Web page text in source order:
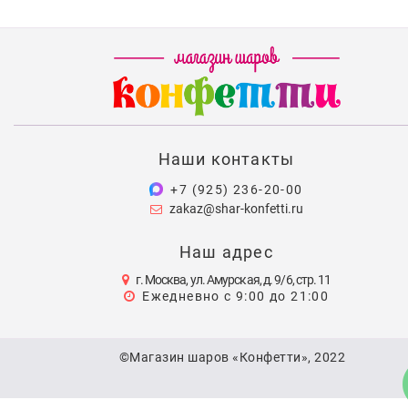
Наши контакты
+7 (925) 236-20-00
zakaz@shar-konfetti.ru
Наш адрес
г. Москва, ул. Амурская, д. 9/6, стр. 11
Ежедневно с 9:00 до 21:00
©Магазин шаров «Конфетти», 2022